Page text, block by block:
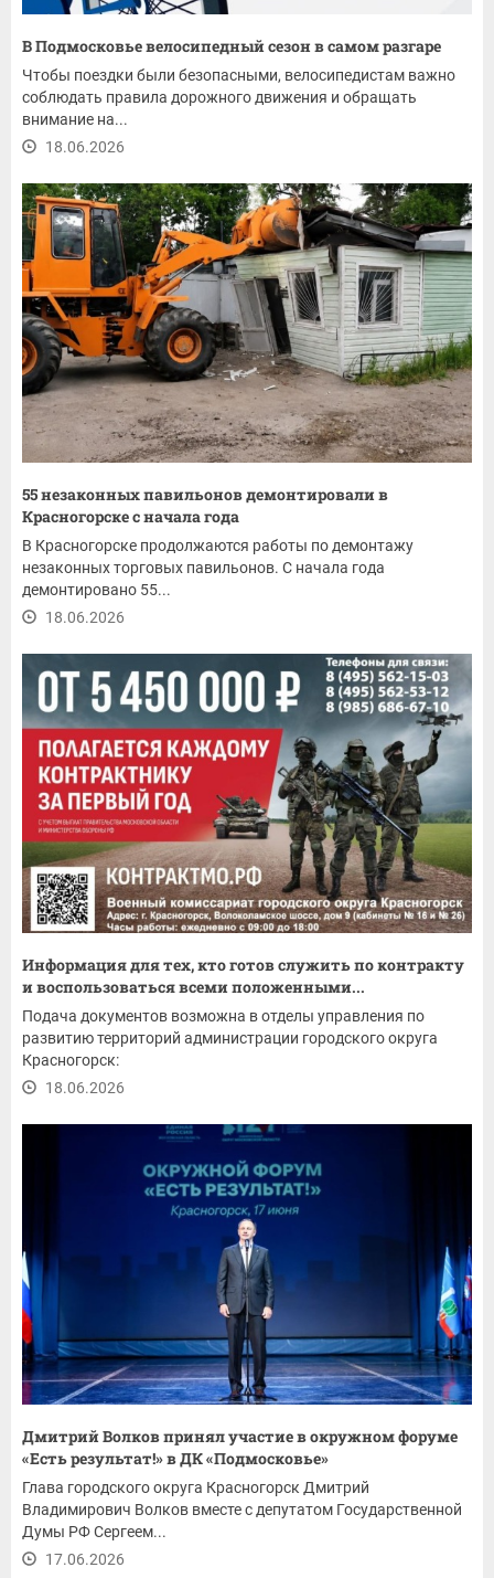
В Подмосковье велосипедный сезон в самом разгаре
Чтобы поездки были безопасными, велосипедистам важно
соблюдать правила дорожного движения и обращать
внимание на...
18.06.2026
55 незаконных павильонов демонтировали в
Красногорске с начала года
В Красногорске продолжаются работы по демонтажу
незаконных торговых павильонов. С начала года
демонтировано 55...
18.06.2026
Информация для тех, кто готов служить по контракту
и воспользоваться всеми положенными...
Подача документов возможна в отделы управления по
развитию территорий администрации городского округа
Красногорск:
18.06.2026
Дмитрий Волков принял участие в окружном форуме
«Есть результат!» в ДК «Подмосковье»
Глава городского округа Красногорск Дмитрий
Владимирович Волков вместе с депутатом Государственной
Думы РФ Сергеем...
17.06.2026